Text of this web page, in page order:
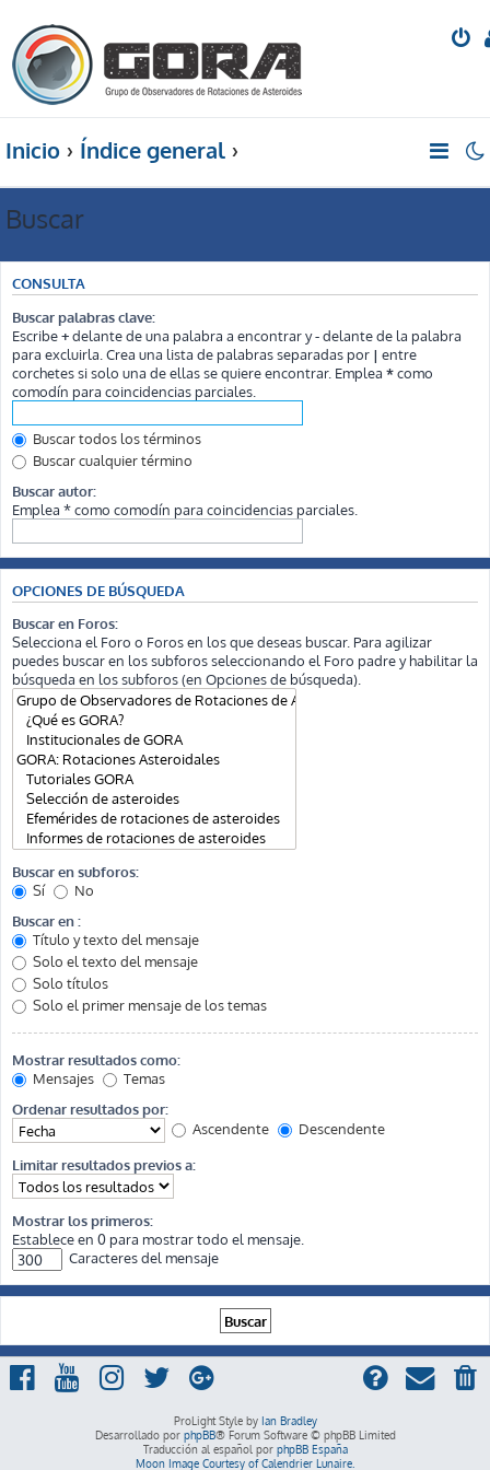
Inicio Índice general
Buscar
CONSULTA
Buscar palabras clave:
Escribe+delante de una palabra a encontrar y-delante de la palabra
para excluirla. Crea una lista de palabras separadas por | entre
corchetes si solo una de ellas se quiere encontrar. Emplea *como
comodín para coincidencias parciales.
Buscar todos los términos
Buscar cualquier término
Buscar autor:
Emplea * como comodín para coincidencias parciales.
OPCIONES DE BÚSQUEDA
Buscar en Foros:
Selecciona el Foro o Foros en los que deseas buscar. Para agilizar
puedes buscar en los subforos seleccionando el Foro padre y habilitar la
búsqueda en los subforos (en Opciones de búsqueda).
Buscar en subforos:
Sí
No
Buscar en :
Título y texto del mensaje
Solo el texto del mensaje
Solo títulos
Solo el primer mensaje de los temas
Mostrar resultados como:
Mensajes
Temas
Ordenar resultados por:
Ascendente
Descendente
Limitar resultados previos a:
Mostrar los primeros:
Establece en 0 para mostrar todo el mensaje.
Caracteres del mensaje
ProLight Style by Ian Bradley
Desarrollado por phpBB® Forum Software © phpBB Limited
Traducción al español por phpBB España
Moon Image Courtesy of Calendrier Lunaire.